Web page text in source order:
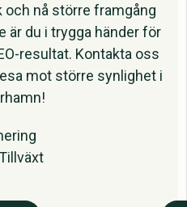
och nå större framgång
är du i trygga händer för
resultat. Kontakta oss
mot större synlighet i